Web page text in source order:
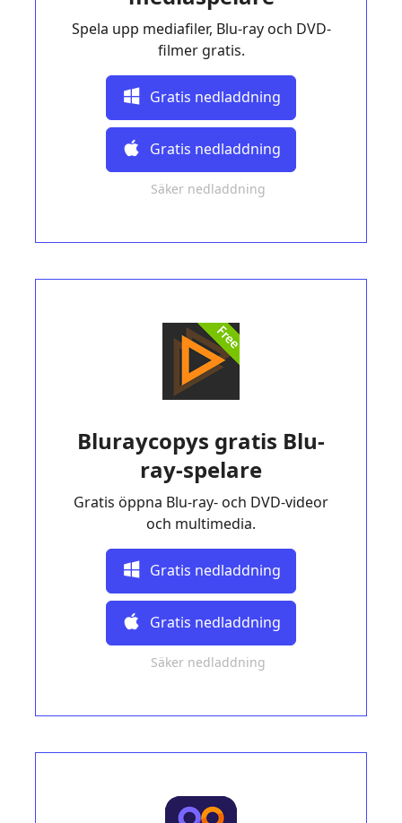
Spela upp mediafiler, Blu-ray och DVD-
filmer gratis.
Gratis nedladdning
Gratis nedladdning
Säker nedladdning
Bluraycopys gratis Blu-
ray-spelare
Gratis öppna Blu-ray- och DVD-videor
och multimedia.
Gratis nedladdning
Gratis nedladdning
Säker nedladdning